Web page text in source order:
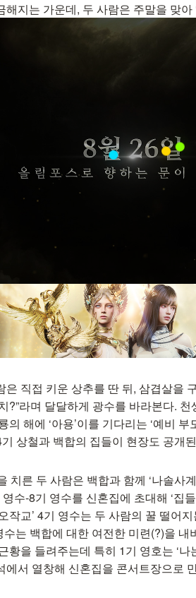
지는 가운데, 두 사람은 주말을 맞아
은 직접 키운 상추를 딴 뒤, 삼겹살을
?”라며 달달하게 광수를 바라본다.
의 해에 ‘아용’이를 기다리는 ‘예비
기 상철과 백합의 집들이 현장도 공개
치른 두 사람은 백합과 함께 ‘나솔사
수-8기 영수를 신혼집에 초대해 ‘집
작교’ 4기 영수는 두 사람의 꿀 떨어
는 백합에 대한 여전한 미련(?)을 내
황을 들려주는데 특히 1기 영호는 ‘
에서 열창해 신혼집을 콘서트장으로